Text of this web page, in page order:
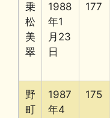
乗
松
美
翠
1988
年1
月23
日
177
野
町
1987
年4
175